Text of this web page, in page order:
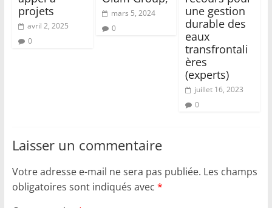
projets
avril 2, 2025
0
mars 5, 2024
0
une gestion
durable des
eaux
transfrontali
ères
(experts)
juillet 16, 2023
0
Laisser un commentaire
Votre adresse e-mail ne sera pas publiée. Les champs
obligatoires sont indiqués avec *